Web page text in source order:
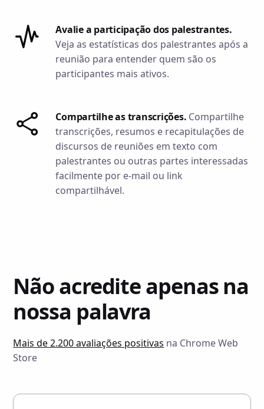
Avalie a participação dos palestrantes.
Veja as estatísticas dos palestrantes após a
reunião para entender quem são os
participantes mais ativos.
Compartilhe as transcrições. Compartilhe
transcrições, resumos e recapitulações de
discursos de reuniões em texto com
palestrantes ou outras partes interessadas
facilmente por e-mail ou link
compartilhável.
Não acredite apenas na
nossa palavra
Mais de 2.200 avaliações positivas na Chrome Web
Store